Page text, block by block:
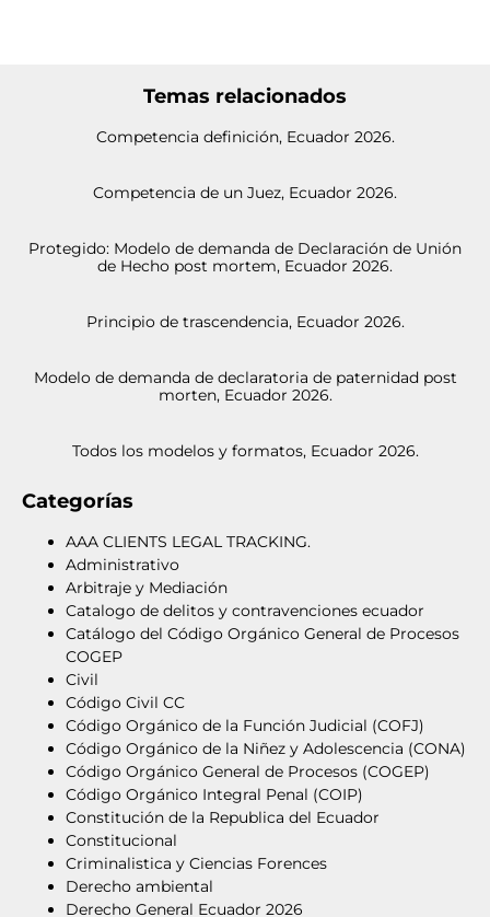
Temas relacionados
Competencia definición, Ecuador 2026.
Competencia de un Juez, Ecuador 2026.
Protegido: Modelo de demanda de Declaración de Unión
de Hecho post mortem, Ecuador 2026.
Principio de trascendencia, Ecuador 2026.
Modelo de demanda de declaratoria de paternidad post
morten, Ecuador 2026.
Todos los modelos y formatos, Ecuador 2026.
Categorías
AAA CLIENTS LEGAL TRACKING.
Administrativo
Arbitraje y Mediación
Catalogo de delitos y contravenciones ecuador
Catálogo del Código Orgánico General de Procesos
COGEP
Civil
Código Civil CC
Código Orgánico de la Función Judicial (COFJ)
Código Orgánico de la Niñez y Adolescencia (CONA)
Código Orgánico General de Procesos (COGEP)
Código Orgánico Integral Penal (COIP)
Constitución de la Republica del Ecuador
Constitucional
Criminalistica y Ciencias Forences
Derecho ambiental
Derecho General Ecuador 2026